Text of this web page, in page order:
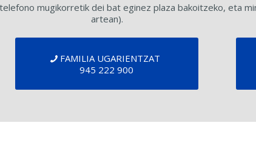
mugikorretik dei bat eginez plaza bakoitzeko, eta
artean).
FAMILIA UGARIENTZAT
945 222 900